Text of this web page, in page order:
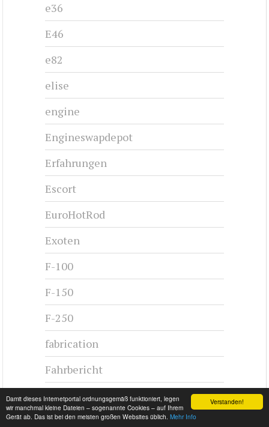
Verstanden!
Damit dieses Internetportal ordnungsgemäß funktioniert, legen
wir manchmal kleine Dateien – sogenannte Cookies – auf Ihrem
Gerät ab. Das ist bei den meisten großen Websites üblich. Mehr Info
e36
E46
e82
elise
engine
Engineswapdepot
Erfahrungen
Escort
EuroHotRod
Exoten
F-100
F-150
F-250
fabrication
Fahrbericht
Fahrfreude
Fahrzeugvorstellung